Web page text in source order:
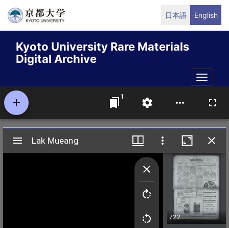
Skip
content
日本語 English
Kyoto University Rare Materials
Digital Archive
Toggle